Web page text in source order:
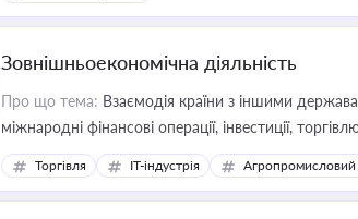
Зовнішньоекономічна діяльність
Про що тема: Взаємодія країни з іншими
міжнародні фінансові операції, інвестиції,
Торгівля IT-індустрія Агропромисловий